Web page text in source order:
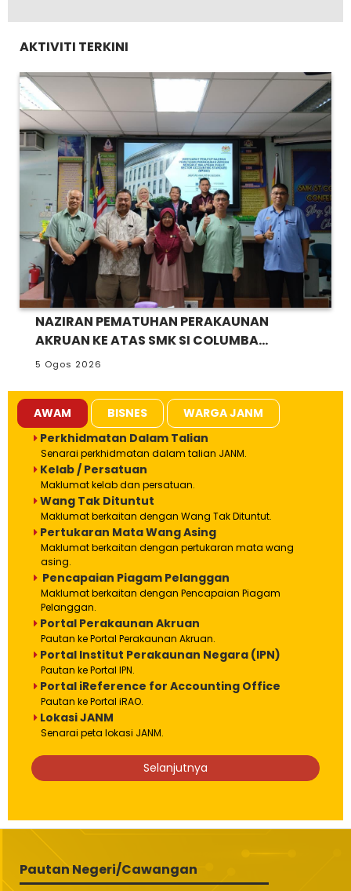
AKTIVITI TERKINI
NAZIRAN PEMATUHAN PERAKAUNAN
AKRUAN KE ATAS SMK SI COLUMBA...
5 Ogos 2026
AWAM BISNES
WARGA JANM
Perkhidmatan Dalam Talian
Senarai perkhidmatan dalam talian JANM.
Kelab / Persatuan
Maklumat kelab dan persatuan.
Wang Tak Dituntut
Maklumat berkaitan dengan Wang Tak Dituntut.
Pertukaran Mata Wang Asing
Maklumat berkaitan dengan pertukaran mata wang
asing.
Pencapaian Piagam Pelanggan
Maklumat berkaitan dengan Pencapaian Piagam
Pelanggan.
Portal Perakaunan Akruan
Pautan ke Portal Perakaunan Akruan.
Portal Institut Perakaunan Negara (IPN)
Pautan ke Portal IPN.
Portal iReference for Accounting Office
Pautan ke Portal iRAO.
Lokasi JANM
Senarai peta lokasi JANM.
Selanjutnya
Pautan Negeri/Cawangan